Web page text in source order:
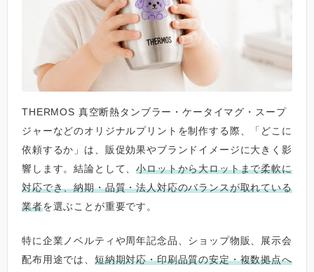
THERMOS 真空断熱タンブラー・ケータイマグ・スープ
ジャーなどのオリジナルプリントを制作する際、「どこに
依頼するか」は、販促効果やブランドイメージに大きく影
響します。結論として、小ロットから大ロットまで柔軟に
対応でき、納期・品質・法人対応のバランスが取れている
業者を選ぶことが重要です。
特に企業ノベルティや周年記念品、ショップ物販、展示会
配布用途では、 短納期対応・印刷品質の安定・複数拠点へ